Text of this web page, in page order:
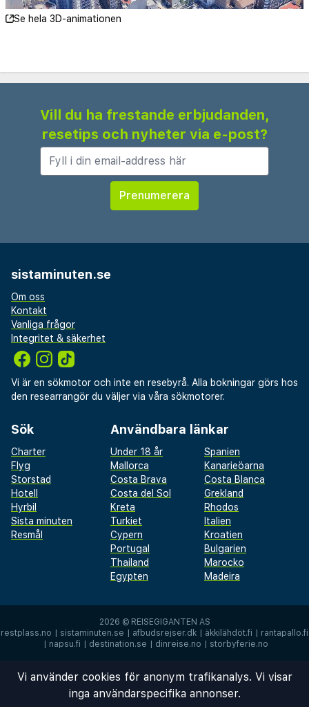
Se hela 3D-animationen
Vill du ha frestande erbjudanden,
resetips och nyheter via e-post?
sistaminuten.se
Om oss
Kontakt
Vanliga frågor
Integritet & säkerhet
Vi är en sökmotor och inte en resebyrå. Alla bokningar görs hos
den researrangör du väljer via våra sökmotorer.
Sök
Charter
Flyg
Storstad
Hotell
Hyrbil
Sista minuten
Resmål
Användbara länkar
Under 18 år
Spanien
Mallorca
Kanarieöarna
Costa Brava
Costa Blanca
Costa del Sol
Grekland
Kreta
Rhodos
Turkiet
Italien
Cypern
Kroatien
Portugal
Bulgarien
Thailand
Marocko
Egypten
Madeira
2026 © REISEGIGANTEN AS
restplass.no | sistaminuten.se | afbudsrejser.dk | äkkilähdöt.fi | rantapallo.fi
| napsu.fi | destination.se | dinreise.no | storbyferie.no
Vi använder cookies för anonym trafikanalys. Vi visar
inga användarspecifika annonser.